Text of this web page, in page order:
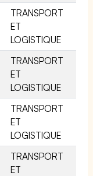
TRANSPORT
ET
LOGISTIQUE
TRANSPORT
ET
LOGISTIQUE
TRANSPORT
ET
LOGISTIQUE
TRANSPORT
ET